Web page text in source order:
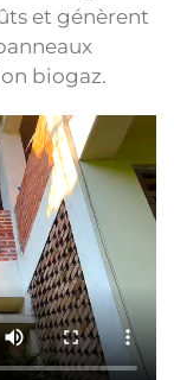
et génèrent
biogaz.